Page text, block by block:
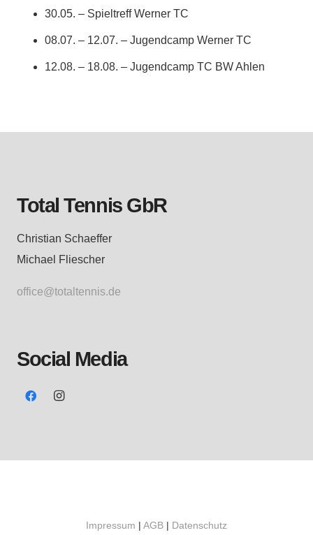
30.05. – Spieltreff Werner TC
08.07. – 12.07. – Jugendcamp Werner TC
12.08. – 18.08. – Jugendcamp TC BW Ahlen
Total Tennis GbR
Christian Schaeffer
Michael Fliescher
office@totaltennis.de
Social Media
Impressum | AGB | Datenschutz